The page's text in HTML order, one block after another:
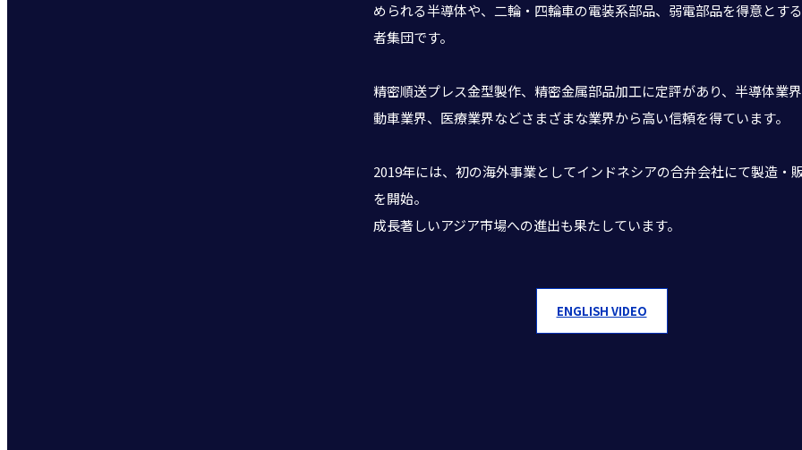
められる半導体や、二輪・四輪車の電装系部品、弱電部品を得意とす
者集団です。
精密順送プレス金型製作、精密金属部品加工に定評があり、半導体業
動車業界、医療業界などさまざまな業界から高い信頼を得ています。
2019年には、初の海外事業としてインドネシアの合弁会社にて製造・
を開始。
成長著しいアジア市場への進出も果たしています。
ENGLISH VIDEO